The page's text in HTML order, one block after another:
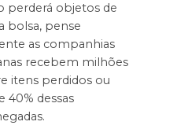
perderá objetos de
bolsa, pense
as companhias
recebem milhões
itens perdidos ou
40% dessas